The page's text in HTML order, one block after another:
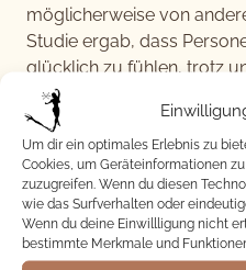
Um dir ein optimales Erlebnis zu
Cookies, um Geräteinformationen
zuzugreifen. Wenn du diesen
wie das Surfverhalten oder
Wenn du deine Einwillligung nicht
bestimmte Merkmale und
möglicherweise von
Studie ergab, dass
glücklich zu fühlen, trotz
Lebensumstände viele
aufwiesen.
Die glücklichen
verträglicher,
ängstlich als ihre